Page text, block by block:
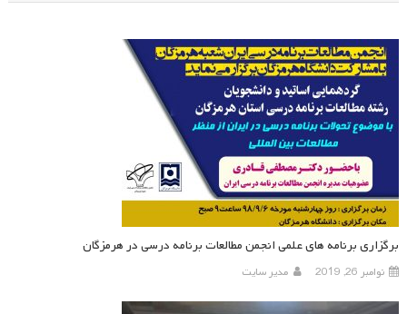
برگزاری برنامه های علمی انجمن مطالعات برنامه درسی در هرمزگان
نوامبر 26, 2019 مدیر سایت